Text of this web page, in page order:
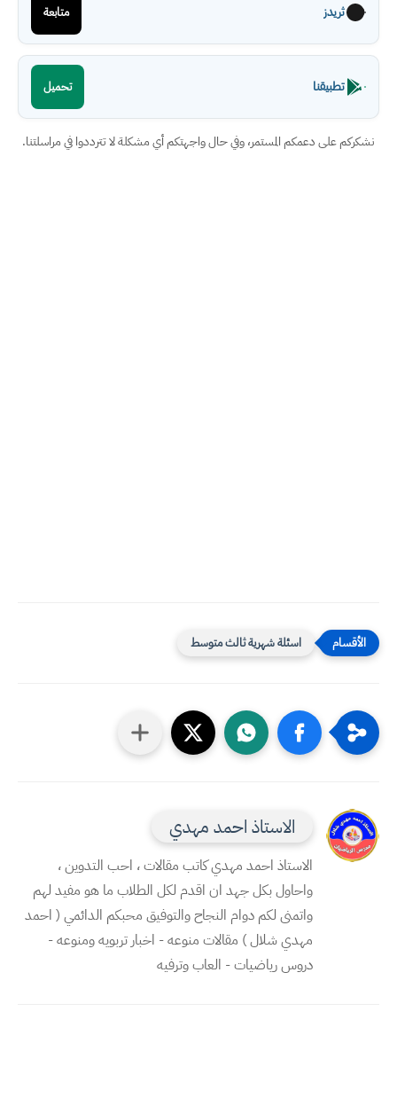
ثريدز متابعة
تطبيقنا تحميل
نشكركم على دعمكم المستمر، وفي حال واجهتكم أي مشكلة لا تترددوا في مراسلتنا.
اسئلة شهرية ثالث متوسط
الاستاذ احمد مهدي
الاستاذ احمد مهدي كاتب مقالات ، احب التدوين ،
واحاول بكل جهد ان اقدم لكل الطلاب ما هو مفيد لهم
واتمنى لكم دوام النجاح والتوفيق محبكم الدائمي ( احمد
مهدي شلال ) مقالات منوعه - اخبار تربويه ومنوعه -
دروس رياضيات - العاب وترفيه